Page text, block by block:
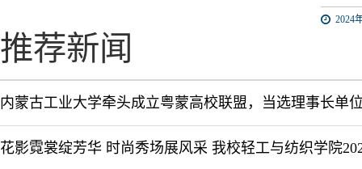
2024
推荐新闻
内蒙古工业大学牵头成立粤蒙高校联盟，当选理事长单